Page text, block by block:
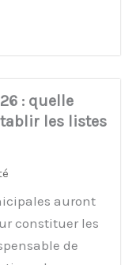
: quelle
les listes
auront
constituer les
de